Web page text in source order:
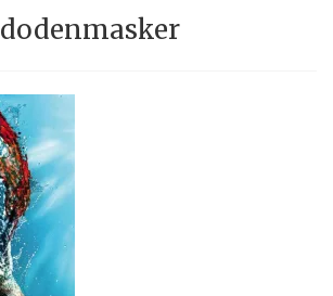
dodenmasker